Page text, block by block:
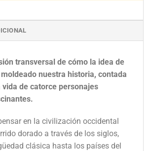
transversal de cómo la idea de
nuestra historia, contada
vida de catorce personajes
en la civilización occidental
dorado a través de los siglos,
clásica hasta los países del